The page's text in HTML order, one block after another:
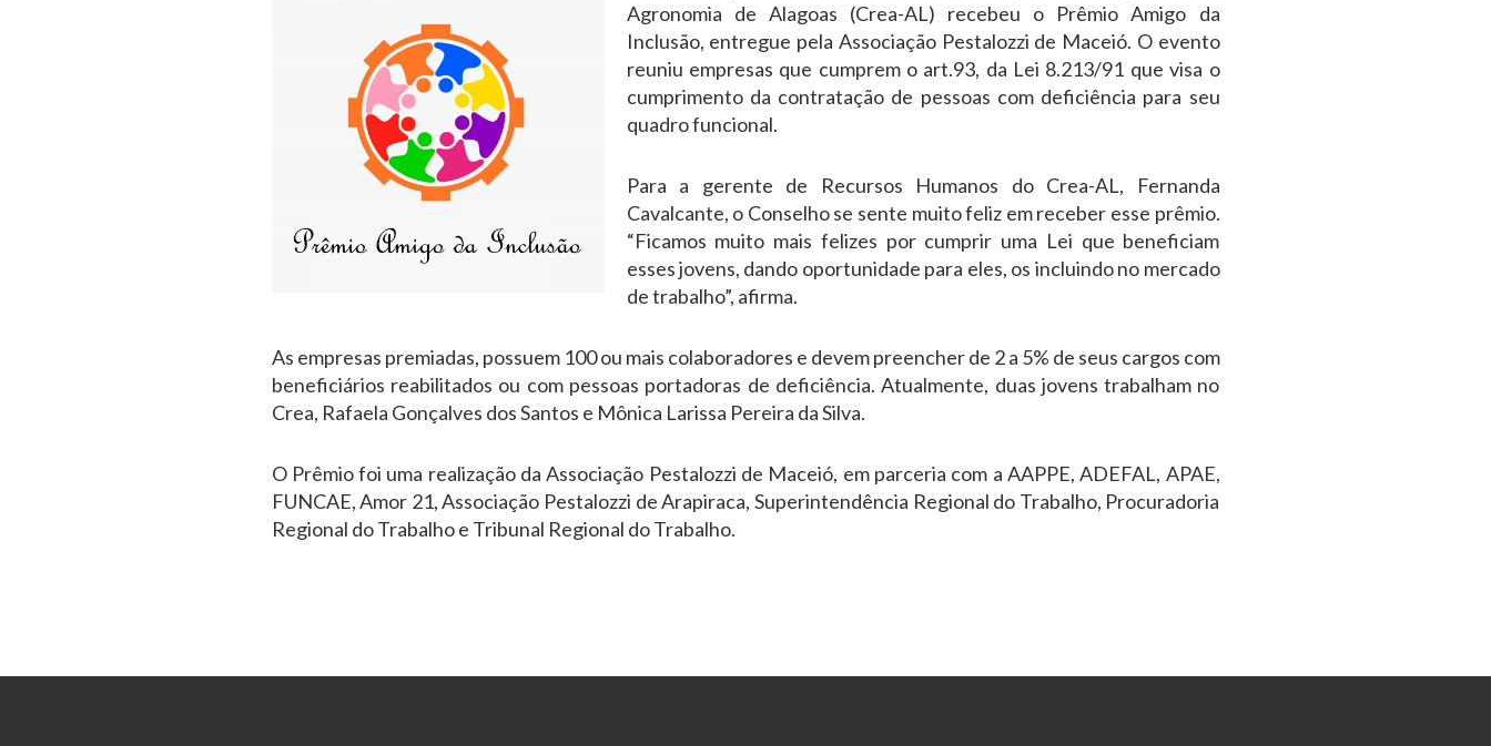
Agronomia de Alagoas (Crea-AL) recebeu o Prêmio Amigo da
Inclusão, entregue pela Associação Pestalozzi de Maceió. O evento
reuniu empresas que cumprem o art.93, da Lei 8.213/91 que visa o
cumprimento da contratação de pessoas com deficiência para seu
quadro funcional.
Para a gerente de Recursos Humanos do Crea-AL, Fernanda
Cavalcante, o Conselho se sente muito feliz em receber esse prêmio.
“Ficamos muito mais felizes por cumprir uma Lei que beneficiam
esses jovens, dando oportunidade para eles, os incluindo no mercado
de trabalho”, afirma.
As empresas premiadas, possuem 100 ou mais colaboradores e devem preencher de 2 a 5% de seus cargos com
beneficiários reabilitados ou com pessoas portadoras de deficiência. Atualmente, duas jovens trabalham no
Crea, Rafaela Gonçalves dos Santos e Mônica Larissa Pereira da Silva.
O Prêmio foi uma realização da Associação Pestalozzi de Maceió, em parceria com a AAPPE, ADEFAL, APAE,
FUNCAE, Amor 21, Associação Pestalozzi de Arapiraca, Superintendência Regional do Trabalho, Procuradoria
Regional do Trabalho e Tribunal Regional do Trabalho.